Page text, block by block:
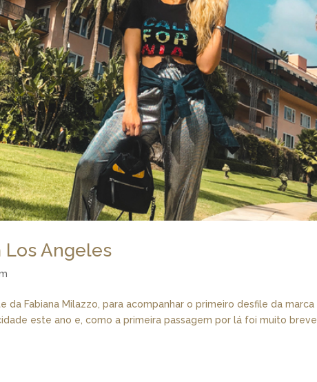
Los Angeles
da Fabiana Milazzo, para acompanhar o primeiro desfile da marca
este ano e, como a primeira passagem por lá foi muito breve